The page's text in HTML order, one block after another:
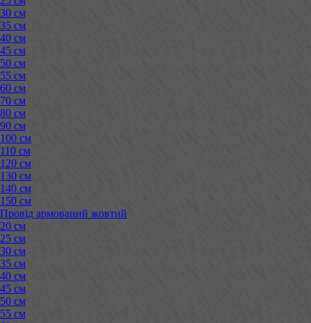
30 см
35 см
40 см
45 см
50 см
55 см
60 см
70 см
80 см
90 см
100 см
110 см
120 см
130 см
140 см
150 см
Провід армований жовтий
20 см
25 см
30 см
35 см
40 см
45 см
50 см
55 см